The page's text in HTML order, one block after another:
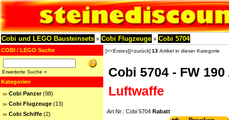
Cobi und LEGO Bausteinsets » Cobi Flugzeuge » Cobi 5704
COBI / LEGO Suche
Erweiterte Suche »
Kategorien
Cobi Panzer(98)
Cobi Flugzeuge (13)
Cobi Schiffe (2)
[<<Erstes][<zurück] 13 Artikel in dieser Kategorie
Cobi 5704 - FW
Luftwaffe
Art.Nr.: Cobi 5704 Rabatt